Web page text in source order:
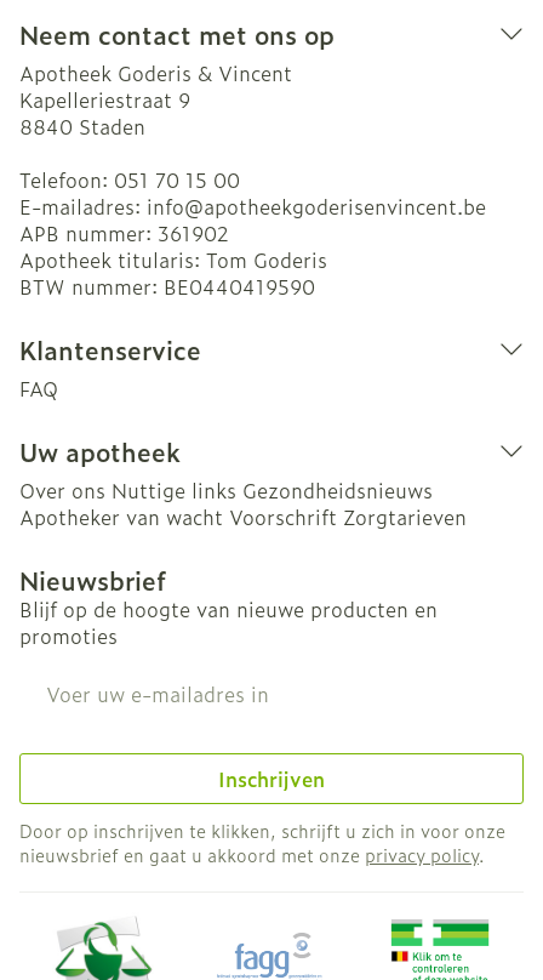
Neem contact met ons op
Apotheek Goderis & Vincent
Kapelleriestraat 9
8840 Staden
Telefoon: 051 70 15 00
E-mailadres: info@apotheekgoderisenvincent.be
APB nummer: 361902
Apotheek titularis: Tom Goderis
BTW nummer: BE0440419590
Klantenservice
FAQ
Uw apotheek
Over ons Nuttige links Gezondheidsnieuws
Apotheker van wacht Voorschrift Zorgtarieven
Nieuwsbrief
Blijf op de hoogte van nieuwe producten en
promoties
Inschrijven
Door op inschrijven te klikken, schrijft u zich in voor onze
nieuwsbrief en gaat u akkoord met onze privacy policy.